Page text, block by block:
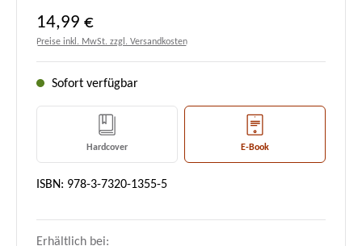
Regulärer Preis:
14,99 €
Preise inkl. MwSt. zzgl. Versandkosten
Sofort verfügbar
Hardcover E-Book
ISBN: 978-3-7320-1355-5
Erhältlich bei: